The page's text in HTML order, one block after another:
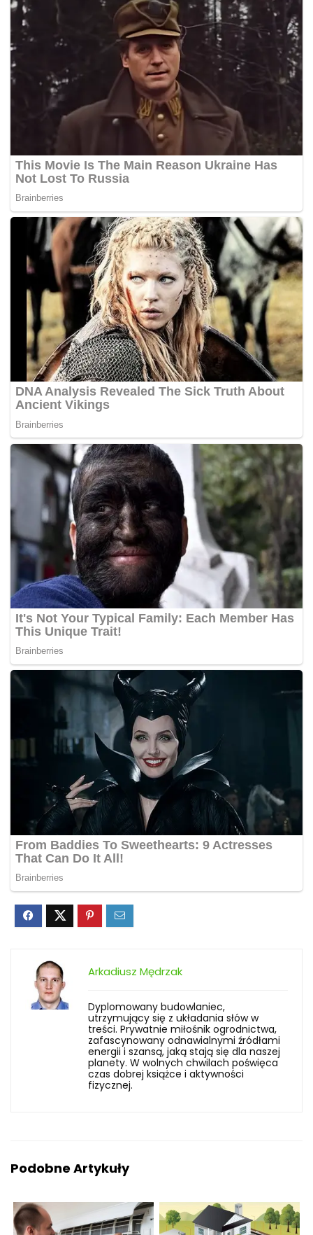
Arkadiusz Mędrzak
Dyplomowany budowlaniec,
utrzymujący się z układania słów w
treści. Prywatnie miłośnik ogrodnictwa,
zafascynowany odnawialnymi źródłami
energii i szansą, jaką stają się dla naszej
planety. W wolnych chwilach poświęca
czas dobrej książce i aktywności
fizycznej.
Podobne Artykuły